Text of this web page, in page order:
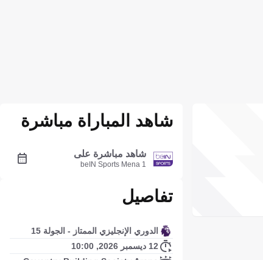
شاهد المباراة مباشرة
شاهد مباشرة على
beIN Sports Mena 1
تفاصيل
الدوري الإنجليزي الممتاز - الجولة 15
12 ديسمبر 2026, 10:00